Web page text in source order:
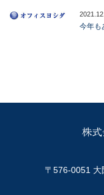
今年も
〒576-0051 大